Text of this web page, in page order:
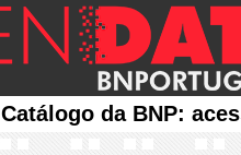
Catálogo da BNP: